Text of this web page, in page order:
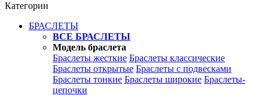
Категории
БРАСЛЕТЫ
ВСЕ БРАСЛЕТЫ
Модель браслета
Браслеты жесткие Браслеты классические
Браслеты открытые Браслеты с подвесками
Браслеты тонкие Браслеты широкие Браслеты-
цепочки